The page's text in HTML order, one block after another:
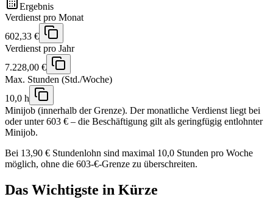
Ergebnis
Verdienst pro Monat
602,33 €
Verdienst pro Jahr
7.228,00 €
Max. Stunden (Std./Woche)
10,0 h
Minijob (innerhalb der Grenze). Der monatliche Verdienst liegt bei
oder unter 603 € – die Beschäftigung gilt als geringfügig entlohnter
Minijob.
Bei 13,90 € Stundenlohn sind maximal 10,0 Stunden pro Woche
möglich, ohne die 603-€-Grenze zu überschreiten.
Das Wichtigste in Kürze